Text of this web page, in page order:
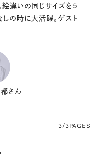
絵違いの同じサイズを5
しの時に大活躍。ゲスト
さん
3/3PAGES